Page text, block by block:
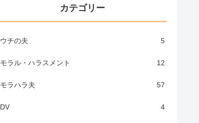
カテゴリー
ウチの夫 5
モラル・ハラスメント 12
モラハラ夫 57
DV 4